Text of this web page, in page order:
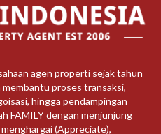
agen properti sejak tahun
membantu proses transaksi,
hingga pendampingan
FAMILY dengan menjunjung
(Appreciate),